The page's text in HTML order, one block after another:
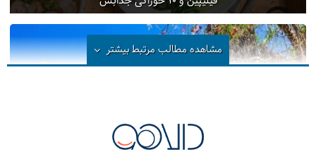
مشاهده مطالب مرتبطبیشتر